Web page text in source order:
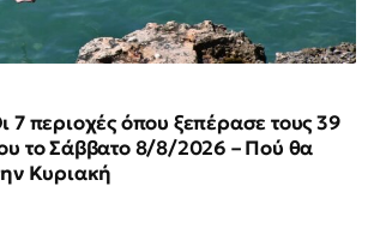
περιοχές όπου ξεπέρασε τους 39
το Σάββατο 8/8/2026 – Πού θα
Κυριακή